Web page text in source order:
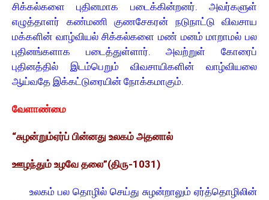
சிக்கல்களை புதினமாக படைக்கின்றனர். அவர்களுள்
எழுத்தாளர் கண்மணி குணசேகரன் நடுநாட்டு விவசாய
மக்களின் வாழ்வியல் சிக்கல்களை மண் மனம் மாறாமல் பல
புதினங்களாக படைத்துள்ளார். அவற்றுள் கோரைப்
புதினத்தில் இடம்பெறும் விவசாயிகளின் வாழ்வியலை
ஆய்வதே இக்கட்டுரையின் நோக்கமாகும்.
வேளாண்மை
“சுழன்றும்ஏர்ப் பின்னது உலகம் அதனால்
ஊழந்தும் உழவே தலை”(திரு-1031)
உலகம் பல தொழில் செய்து சுழன்றாலும் ஏர்த்தொழிலின்